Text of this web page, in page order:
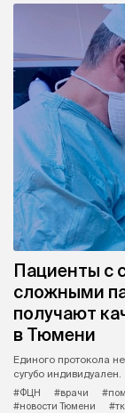
Пациенты с
сложными
получают
в Тюмени
Единого протокола
сугубо индивидуален.
#ФЦН
#врачи
#новости Тюмени
#тк